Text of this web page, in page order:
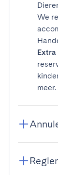
We
meer.